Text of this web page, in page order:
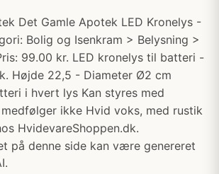
Det Gamle Apotek LED Kronelys -
Bolig og Isenkram > Belysning >
99.00 kr. LED kronelys til batteri -
Højde 22,5 - Diameter Ø2 cm
i hvert lys Kan styres med
ikke Hvid voks, med rustik
HvidevareShoppen.dk.
på denne side kan være genereret